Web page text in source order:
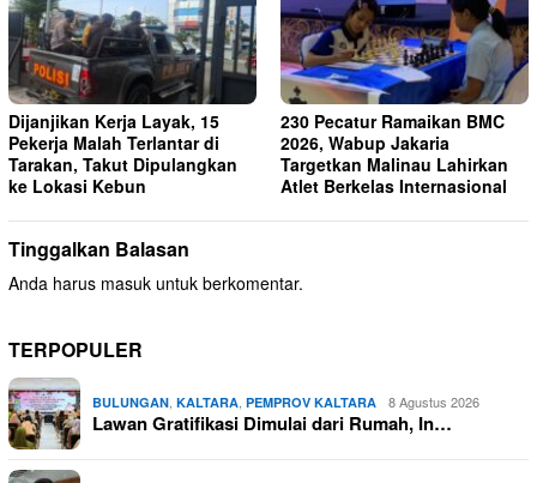
Dijanjikan Kerja Layak, 15
Pekerja Malah Terlantar di
Tarakan, Takut Dipulangkan
ke Lokasi Kebun
230 Pecatur Ramaikan BMC
2026, Wabup Jakaria
Targetkan Malinau Lahirkan
Atlet Berkelas Internasional
Tinggalkan Balasan
Anda harus masuk untuk berkomentar.
TERPOPULER
BULUNGAN, KALTARA, PEMPROV KALTARA 8 Agustus 2026
Lawan Gratifikasi Dimulai dari Rumah, In…